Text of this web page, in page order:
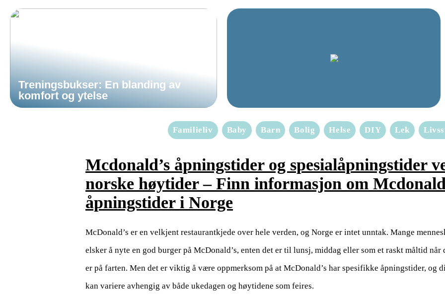
Treningsbukser: En blanding av
komfort og ytelse
Familieliv Baby Barn Bolig Helse DIY Lek
Mcdonald’s åpningstider og spesialåpningstider
norske høytider – Finn informasjon om
åpningstider i Norge
McDonald’s er en velkjent restaurantkjede over hele verden, og Norge er intet unntak. Mange
elsker å nyte en god burger på McDonald’s, enten det er til lunsj, middag eller som et raskt måltid når
er på farten. Men det er viktig å være oppmerksom på at McDonald’s har spesifikke åpningstider, og
kan variere avhengig av både ukedagen og høytidene som feires.